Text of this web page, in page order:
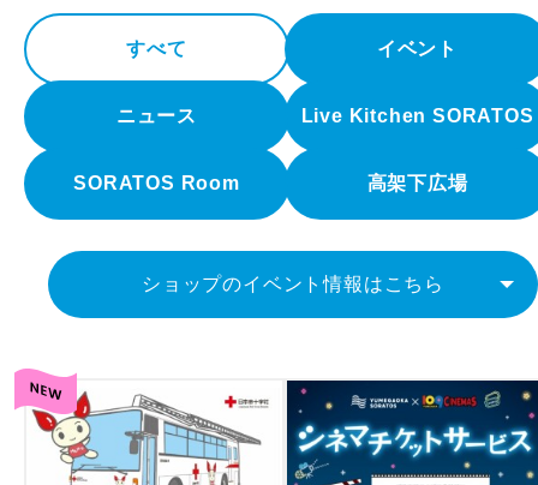
すべて イベント
ニュース Live Kitchen SORATOS
SORATOS Room 高架下広場
ショップのイベント情報はこちら